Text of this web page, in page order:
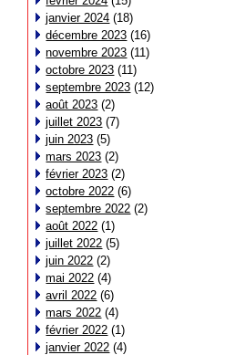
janvier 2024 (18)
décembre 2023 (16)
novembre 2023 (11)
octobre 2023 (11)
septembre 2023 (12)
août 2023 (2)
juillet 2023 (7)
juin 2023 (5)
mars 2023 (2)
février 2023 (2)
octobre 2022 (6)
septembre 2022 (2)
août 2022 (1)
juillet 2022 (5)
juin 2022 (2)
mai 2022 (4)
avril 2022 (6)
mars 2022 (4)
février 2022 (1)
janvier 2022 (4)